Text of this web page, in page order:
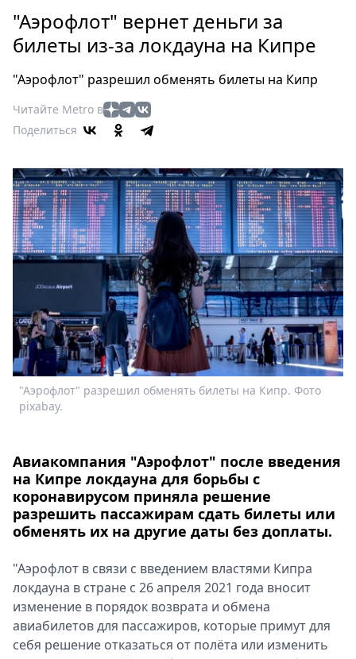
Россия
Мир
Еда
Туризм
Мода
Кино
Афиша
Книги
Выставки
Пресс-
релизы
О
Metro
Стримы
Спецпроекты
Звезды
Metro
"Аэрофлот" вернет деньги за
билеты из-за локдауна на Кипре
"Аэрофлот" разрешил обменять билеты на Кипр
Читайте Metro в
Поделиться
"Аэрофлот" разрешил обменять билеты на Кипр. Фото
pixabay.
Авиакомпания "Аэрофлот" после введения
на Кипре локдауна для борьбы с
коронавирусом приняла решение
разрешить пассажирам сдать билеты или
обменять их на другие даты без доплаты.
"Аэрофлот в связи с введением властями Кипра
локдауна в стране с 26 апреля 2021 года вносит
изменение в порядок возврата и обмена
авиабилетов для пассажиров, которые примут для
себя решение отказаться от полёта или изменить